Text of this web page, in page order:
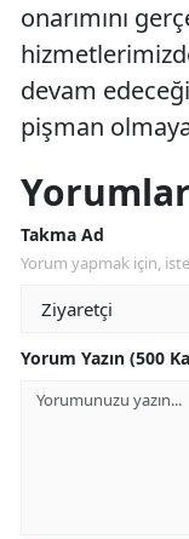
onarımını
devam
pişman
Yorumlar
Takma Ad
Yorum yapmak için,
Yorum Yazın (500